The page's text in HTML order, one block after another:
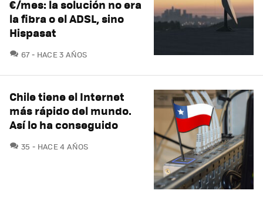
€/mes: la solución no era
la fibra o el ADSL, sino
Hispasat
67COMENTARIOS
HACE 3 AÑOS
Chile tiene el Internet
más rápido del mundo.
Así lo ha conseguido
35 COMENTARIOS
HACE 4 AÑOS